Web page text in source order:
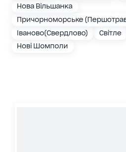
Нова Вільшанка
Причорноморське
Іваново(Свердлово)
Світле
Нові Шомполи